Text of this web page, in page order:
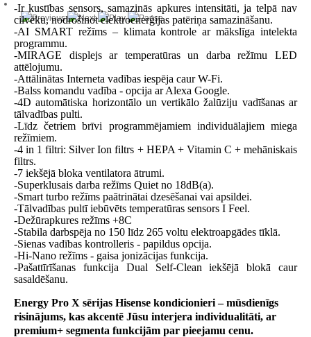
-Ir kustības sensors, samazinās apkures intensitāti, ja telpā nav
cilvēku, nodrošinot elektroenerģijas patēriņa samazināšanu.
-AI SMART režīms – klimata kontrole ar mākslīga intelekta
programmu.
-MIRAGE displejs ar temperatūras un darba režīmu LED
attēlojumu.
-Attālinātas Interneta vadības iespēja caur W-Fi.
-Balss komandu vadība - opcija ar Alexa Google.
-4D automātiska horizontālo un vertikālo žalūziju vadīšanas ar
tālvadības pulti.
-Līdz četriem brīvi programmējamiem individuālajiem miega
režīmiem.
-4 in 1 filtri: Silver Ion filtrs + HEPA + Vitamin C + mehāniskais
filtrs.
-7 iekšējā bloka ventilatora ātrumi.
-Superklusais darba režīms Quiet no 18dB(a).
-Smart turbo režīms paātrinātai dzesēšanai vai apsildei.
-Tālvadības pultī iebūvēts temperatūras sensors I Feel.
-Dežūrapkures režīms +8C
-Stabila darbspēja no 150 līdz 265 voltu elektroapgādes tīklā.
-Sienas vadības kontrolleris - papildus opcija.
-Hi-Nano režīms - gaisa jonizācijas funkcija.
-Pašattīrīšanas funkcija Dual Self-Clean iekšējā blokā caur
sasaldēšanu.
Energy Pro X sērijas Hisense kondicionieri – mūsdienīgs
risinājums, kas akcentē Jūsu interjera individualitāti, ar
premium+ segmenta funkcijām par pieejamu cenu.